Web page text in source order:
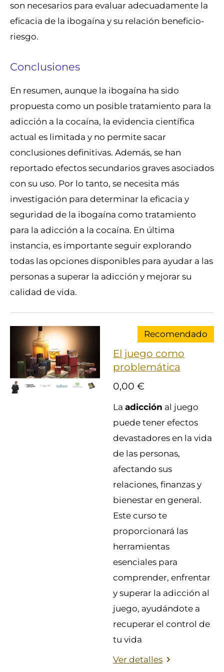
son necesarios para evaluar adecuadamente la
eficacia de la ibogaína y su relación beneficio-
riesgo.
Conclusiones
En resumen, aunque la ibogaína ha sido
propuesta como un posible tratamiento para la
adicción a la cocaína, la evidencia científica
actual es limitada y no permite sacar
conclusiones definitivas. Además, se han
reportado efectos secundarios graves asociados
con su uso. Por lo tanto, se necesita más
investigación para determinar la eficacia y
seguridad de la ibogaína como tratamiento
para la adicción a la cocaína. En última
instancia, es importante seguir explorando
todas las opciones disponibles para ayudar a las
personas a superar la adicción y mejorar su
calidad de vida.
Recomendado
El juego como
problemática
0,00 €
La adicción al juego
puede tener efectos
devastadores en la vida
de las personas,
afectando sus
relaciones, finanzas y
bienestar en general.
Este curso te
proporcionará las
herramientas
esenciales para
comprender, enfrentar
y superar la adicción al
juego, ayudándote a
recuperar el control de
tu vida
Ver detalles